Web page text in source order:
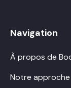
Navigation
À propos de
Notre approche